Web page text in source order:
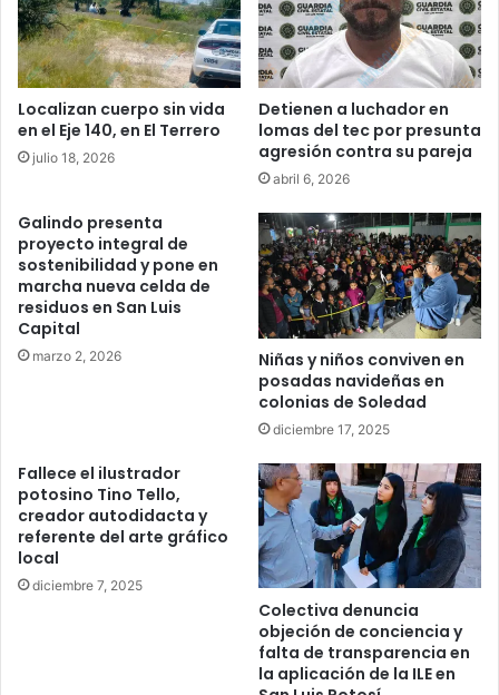
Localizan cuerpo sin vida
en el Eje 140, en El Terrero
julio 18, 2026
Detienen a luchador en
lomas del tec por presunta
agresión contra su pareja
abril 6, 2026
Galindo presenta
proyecto integral de
sostenibilidad y pone en
marcha nueva celda de
residuos en San Luis
Capital
marzo 2, 2026
Niñas y niños conviven en
posadas navideñas en
colonias de Soledad
diciembre 17, 2025
Fallece el ilustrador
potosino Tino Tello,
creador autodidacta y
referente del arte gráfico
local
diciembre 7, 2025
Colectiva denuncia
objeción de conciencia y
falta de transparencia en
la aplicación de la ILE en